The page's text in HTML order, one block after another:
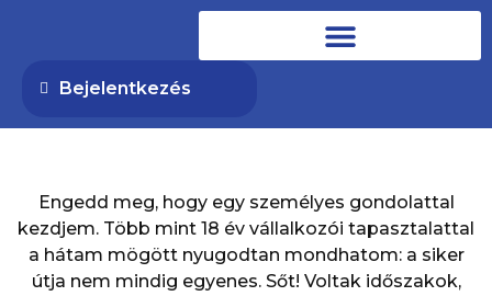
Bejelentkezés
Engedd meg, hogy egy személyes gondolattal
kezdjem. Több mint 18 év vállalkozói tapasztalattal
a hátam mögött nyugodtan mondhatom: a siker
útja nem mindig egyenes. Sőt! Voltak időszakok,